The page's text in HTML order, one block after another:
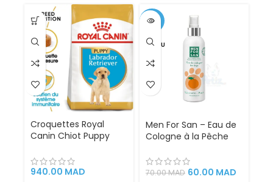
Votre Chiot
Croquettes Royal
Canin Chiot Puppy
Junior 12 Kg
940.00 MAD
-14%
VENDU
Men For San – Eau de
Cologne à la Pêche
70.00MAD 60.00 MAD